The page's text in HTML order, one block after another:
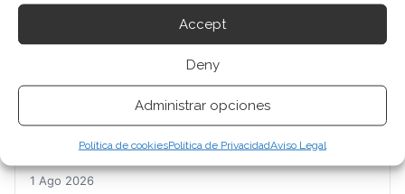
Accept
Deny
Administrar opciones
Política de cookiesPolítica de PrivacidadAviso Legal
ARTÍCULOS RECIENTES
Micron: el gigante de la memoria que baila al filo de
forzosa
1 Ago 2026